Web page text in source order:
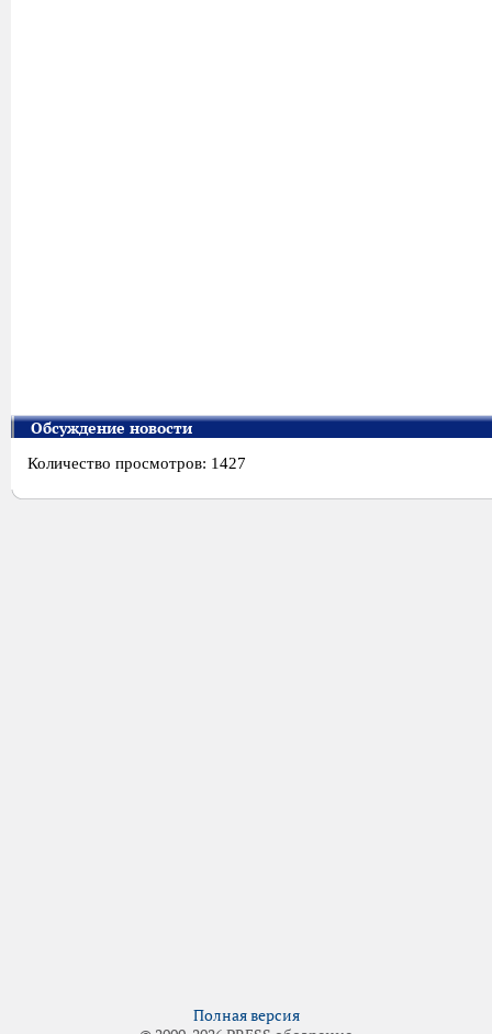
Обсуждение новости
Количество просмотров: 1427
Полная версия